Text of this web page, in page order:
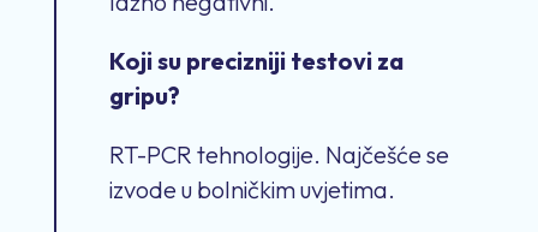
Koji su preciznijitestovi za
gripu?
RT-PCR tehnologije. Najčešće se
izvode u bolničkim uvjetima.